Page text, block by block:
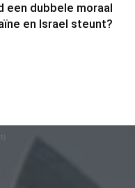
een dubbele moraal
en Israel steunt?